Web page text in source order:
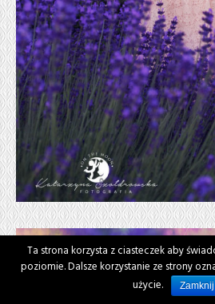
Ta strona korzysta z ciasteczek aby
poziomie. Dalsze korzystanie ze strony
użycie.
Zamknij